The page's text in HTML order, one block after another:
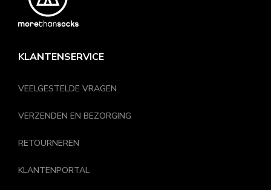
KLANTENSERVICE
VEELGESTELDE VRAGEN
VERZENDEN EN BEZORGING
RETOURNEREN
KLANTENPORTAL